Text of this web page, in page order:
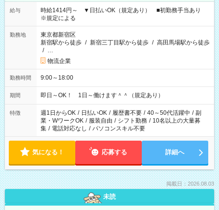
給与
時給1414円～ ▼日払いOK（規定あり） ■初勤務手当あり
※規定による
勤務地
東京都新宿区
新宿駅から徒歩 / 新宿三丁目駅から徒歩 / 高田馬場駅から徒歩
/ …
物流企業
勤務時間 9:00～18:00
期間 即日～OK！ 1日～働けます＾＾（規定あり）
特徴 週1日からOK / 日払いOK / 履歴書不要 / 40～50代活躍中 / 副
業・WワークOK / 服装自由 / シフト勤務 / 10名以上の大量募
集 / 電話対応なし / パソコンスキル不要
気になる！ 応募する 詳細へ
掲載日：2026.08.03
未読